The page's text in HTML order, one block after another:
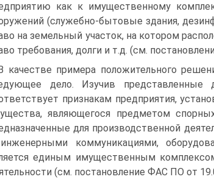
как к имущественному
(служебно-бытовые здания,
на земельный участок, на котором
требования, долги и т.д. (см.
качестве примера положительного
дело. Изучив
признакам предприятия,
являющегося предметом
для производственной
коммуникациями,
единым имущественным
(см. постановление ФАС ПО от